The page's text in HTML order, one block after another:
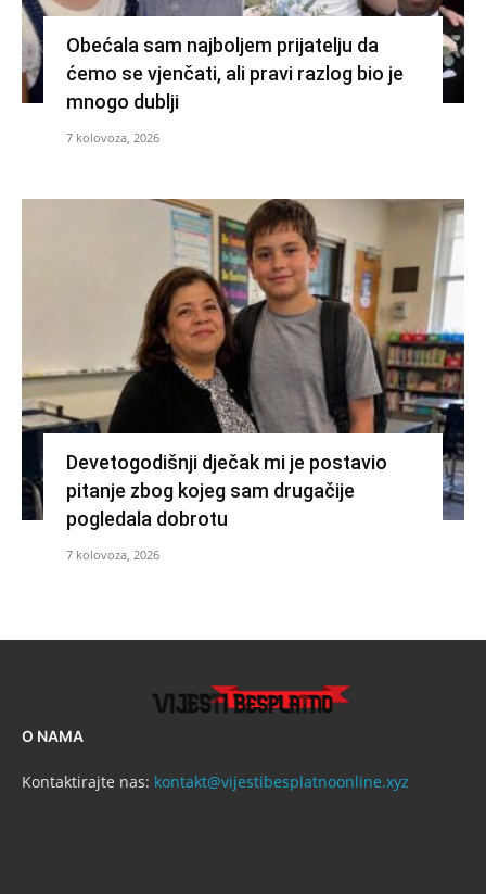
Obećala sam najboljem prijatelju da
ćemo se vjenčati, ali pravi razlog bio je
mnogo dublji
7 kolovoza, 2026
Devetogodišnji dječak mi je postavio
pitanje zbog kojeg sam drugačije
pogledala dobrotu
7 kolovoza, 2026
O NAMA
Kontaktirajte nas: kontakt@vijestibesplatnoonline.xyz